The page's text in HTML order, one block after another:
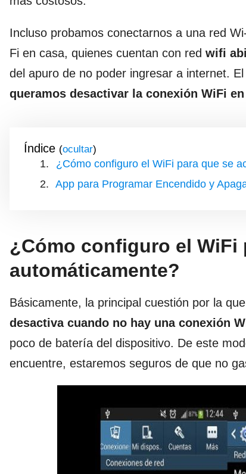
Incluso probamos conectarnos a una red
Fi en casa, quienes cuentan con red wifi
del apuro de no poder ingresar a internet.
queramos desactivar la conexión WiFi
Índice ( )
¿Cómo configuro el WiFi para que se
App para Programar Encendido y
¿Cómo configuro el WiFi
automáticamente?
Básicamente, la principal cuestión por la
desactiva cuando no hay una conexión
poco de batería del dispositivo. De este
encuentre, estaremos seguros de que no